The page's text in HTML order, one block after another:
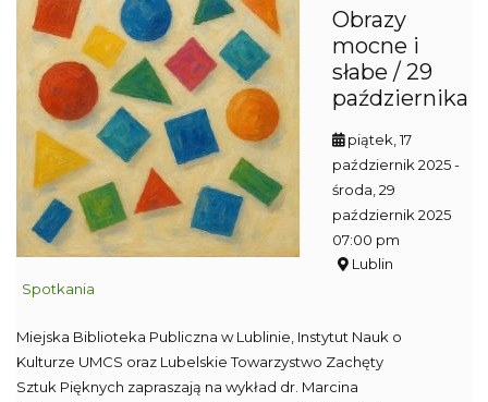
Obrazy
mocne i
słabe / 29
października
piątek, 17
październik 2025-
środa, 29
październik 2025
07:00 pm
Lublin
Spotkania
Miejska Biblioteka Publiczna w Lublinie, Instytut Nauk o
Kulturze UMCS oraz Lubelskie Towarzystwo Zachęty
Sztuk Pięknych zapraszają na wykład dr. Marcina